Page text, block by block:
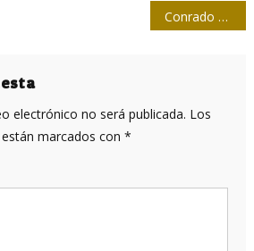
Conrado Massaguer: periodismo y caricatura costumbrista
electrónico no será publicada. Los
marcados con *